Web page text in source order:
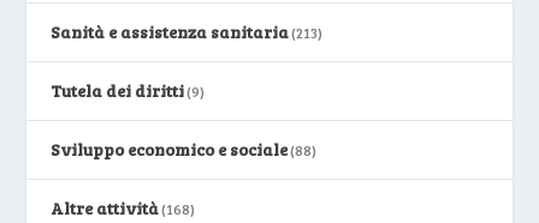
Sanità e assistenza sanitaria(213)
Tutela dei diritti(9)
Sviluppo economico e sociale(88)
Altre attività(168)